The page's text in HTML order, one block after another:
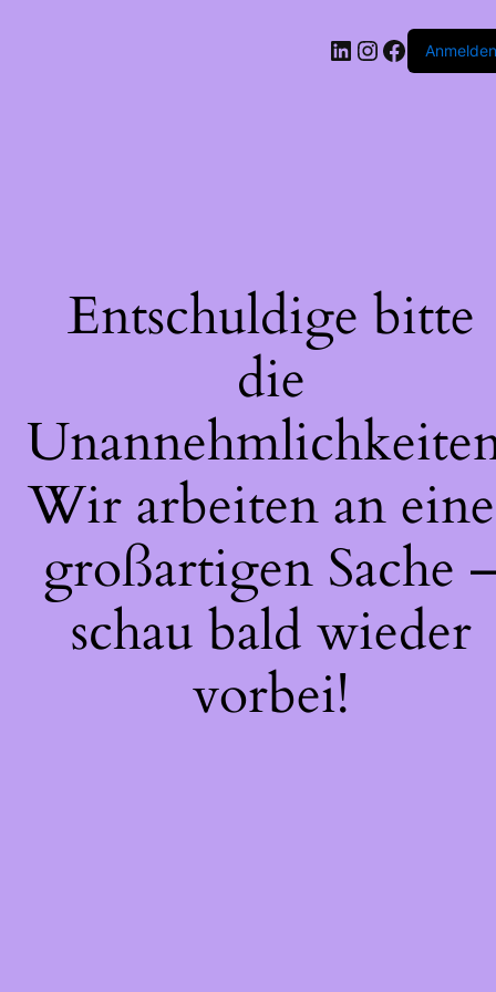
LinkedIn
Instagram
Anmelden
Entschuldige bitte
die
Wir arbeiten an
großartigen Sache
schau bald wieder
vorbei!